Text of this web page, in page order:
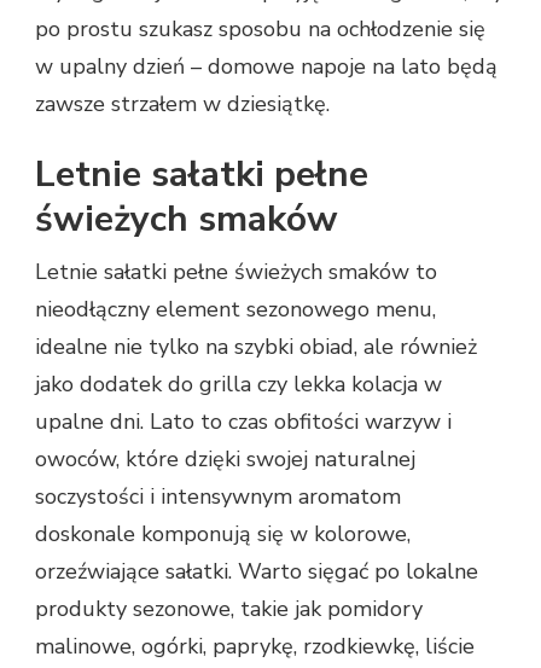
po prostu szukasz sposobu na ochłodzenie się
w upalny dzień – domowe napoje na lato będą
zawsze strzałem w dziesiątkę.
Letnie sałatki pełne
świeżych smaków
Letnie sałatki pełne świeżych smaków to
nieodłączny element sezonowego menu,
idealne nie tylko na szybki obiad, ale również
jako dodatek do grilla czy lekka kolacja w
upalne dni. Lato to czas obfitości warzyw i
owoców, które dzięki swojej naturalnej
soczystości i intensywnym aromatom
doskonale komponują się w kolorowe,
orzeźwiające sałatki. Warto sięgać po lokalne
produkty sezonowe, takie jak pomidory
malinowe, ogórki, paprykę, rzodkiewkę, liście